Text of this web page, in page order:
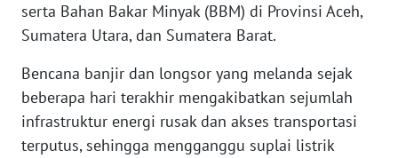
serta Bahan Bakar Minyak (BBM) di Provinsi Aceh,
Sumatera Utara, dan Sumatera Barat.
Bencana banjir dan longsor yang melanda sejak
beberapa hari terakhir mengakibatkan sejumlah
infrastruktur energi rusak dan akses transportasi
terputus, sehingga mengganggu suplai listrik
KONTAK
INFO
IKLAN